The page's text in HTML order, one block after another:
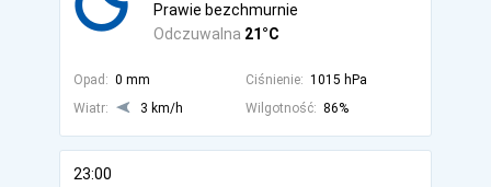
Odczuwalna 21°C
Prawie bezchmurnie
Opad: 0 mm Ciśnienie: 1015 hPa
Wiatr:
3 km/h Wilgotność: 86%
23:00